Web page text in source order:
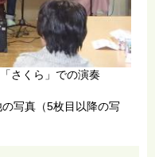
さくら」での演奏
の写真（5枚目以降の写